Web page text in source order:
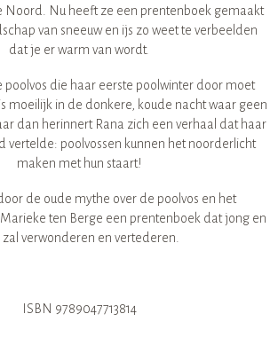
Noord. Nu heeft ze een prentenboek gemaakt
van sneeuw en ijs zo weet te verbeelden
dat je er warm van wordt.
poolvos die haar eerste poolwinter door moet
moeilijk in de donkere, koude nacht waar geen
dan herinnert Rana zich een verhaal dat haar
vertelde: poolvossen kunnen het noorderlicht
maken met hun staart!
de oude mythe over de poolvos en het
ten Berge een prentenboek dat jong en
zal verwonderen en vertederen.
ISBN 9789047713814